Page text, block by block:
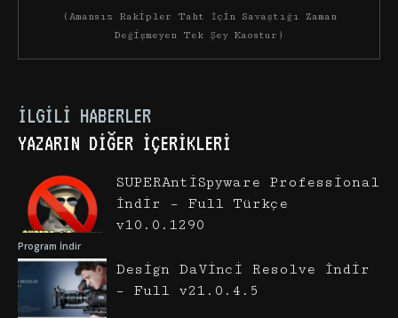
(Amansız Rakipler Taht İçin Savaştığı Zaman
Değişmeyen Tek Şey Kaostur)
İLGILI HABERLER
YAZARIN DIĞER İÇERIKLERI
Program İndir
SUPERAntiSpyware Professional
İndir – Full Türkçe
v10.0.1290
Design DaVinci Resolve İndir
– Full v21.0.4.5